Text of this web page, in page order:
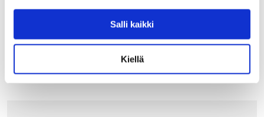
Salli kaikki
Kiellä
LISÄÄ OSTOSKORIIN